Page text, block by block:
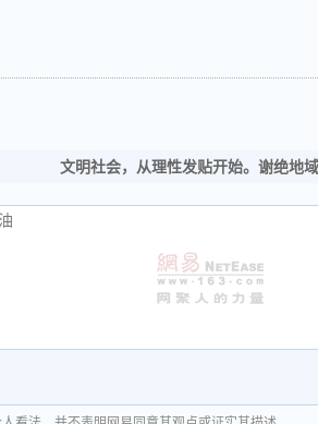
文明社会，从理性发贴开始。谢绝地